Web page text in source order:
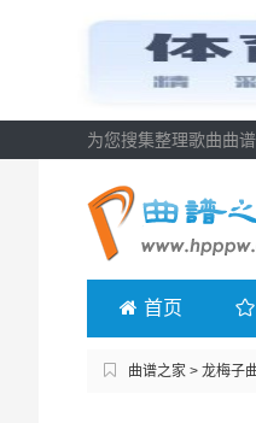
为您搜集整理歌曲曲
首页
曲谱之家 > 龙梅子